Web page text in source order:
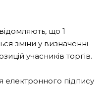
що 1
зміни у визначенні
учасників торгів.
підпису